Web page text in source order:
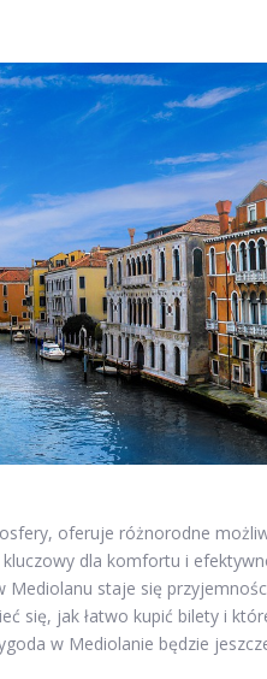
oferuje różnorodne
dla komfortu i
staje się
się, jak łatwo kupić bilety i
w Mediolanie będzie